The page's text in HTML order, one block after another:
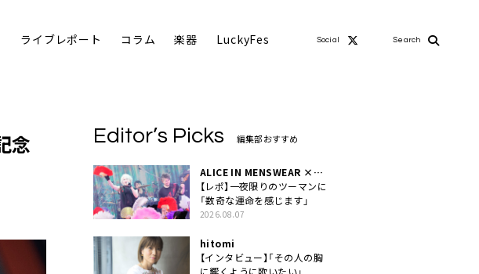
ライブレポート コラム 楽器 LuckyFes Social Search
念
Editor’s Picks 編集部おすすめ
ALICE IN MENSWEAR ×
MASCHERA
【レポ】一夜限りのツーマンに
「数奇な運命を感じます」
2026.08.07
hitomi
【インタビュー】「その人の胸
に響くように歌いたい」